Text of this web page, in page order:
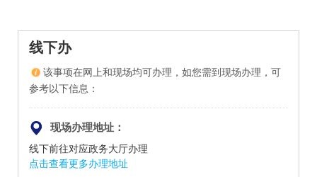
线下办
该事项在网上和现场均可办理，如您需到现场办理，可
参考以下信息：
现场办理地址：
线下前往对应政务大厅办理
点击查看更多办理地址